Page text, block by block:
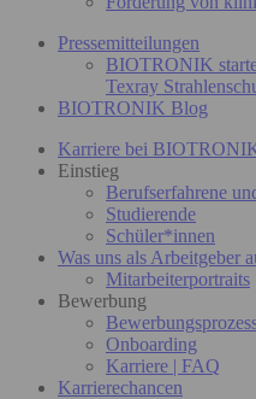
Pressemitteilungen
BIOTRONIK
Texray
BIOTRONIK Blog
Karriere bei
Einstieg
Berufserfahrene
Studierende
Schüler*innen
Was uns als Arbeitgeber
Mitarbeiterportraits
Bewerbung
Onboarding
Karriere | FAQ
Karrierechancen